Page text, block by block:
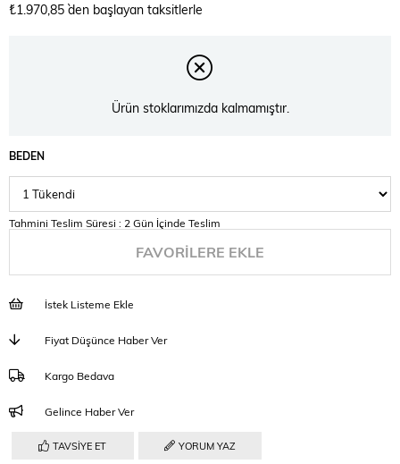
₺1.970,85 `den başlayan taksitlerle
Ürün stoklarımızda kalmamıştır.
BEDEN
Tahmini Teslim Süresi : 2 Gün İçinde Teslim
FAVORILERE EKLE
İstek Listeme Ekle
Fiyat Düşünce Haber Ver
Kargo Bedava
Gelince Haber Ver
TAVSIYE ET YORUM YAZ